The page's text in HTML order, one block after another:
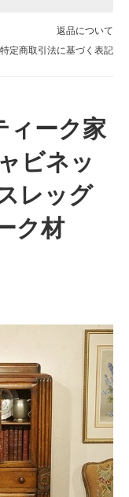
返品について
特定商取引法に基づく表記
ィーク家
ビネッ
レッグ
ク材